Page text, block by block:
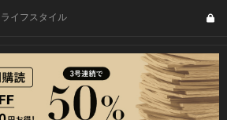
ライフスタイル